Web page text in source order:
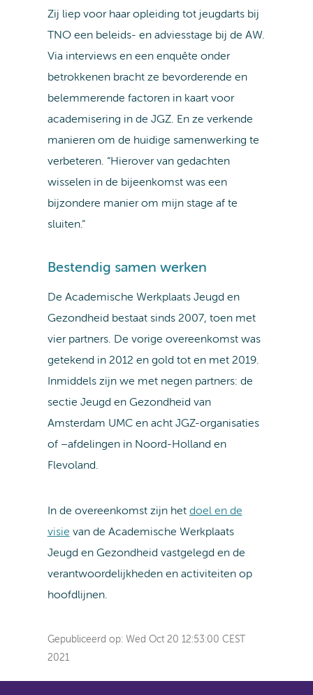
Zij liep voor haar opleiding tot jeugdarts bij
TNO een beleids- en adviesstage bij de AW.
Via interviews en een enquête onder
betrokkenen bracht ze bevorderende en
belemmerende factoren in kaart voor
academisering in de JGZ. En ze verkende
manieren om de huidige samenwerking te
verbeteren. “Hierover van gedachten
wisselen in de bijeenkomst was een
bijzondere manier om mijn stage af te
sluiten.”
Bestendig samen werken
De Academische Werkplaats Jeugd en
Gezondheid bestaat sinds 2007, toen met
vier partners. De vorige overeenkomst was
getekend in 2012 en gold tot en met 2019.
Inmiddels zijn we met negen partners: de
sectie Jeugd en Gezondheid van
Amsterdam UMC en acht JGZ-organisaties
of –afdelingen in Noord-Holland en
Flevoland.
In de overeenkomst zijn het doel en de
visie van de Academische Werkplaats
Jeugd en Gezondheid vastgelegd en de
verantwoordelijkheden en activiteiten op
hoofdlijnen.
Gepubliceerd op: Wed Oct 20 12:53:00 CEST
2021